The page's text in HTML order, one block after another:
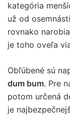
kategória
už od
rovnako
je toho oveľa
Obľúbené sú
dum bum. Pre
potom určená
je